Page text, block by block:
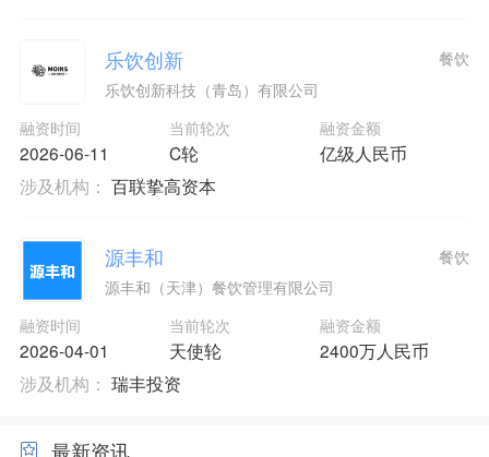
乐饮创新
乐饮创新科技（青岛）有限公司
融资时间
2026-06-11
当前轮次
C轮
融资金额
亿级人民币
餐饮
涉及机构： 百联挚高资本
源丰和
源丰和（天津）餐饮管理有限公司
融资时间
2026-04-01
当前轮次
天使轮
融资金额
2400万人民币
餐饮
涉及机构： 瑞丰投资
最新资讯